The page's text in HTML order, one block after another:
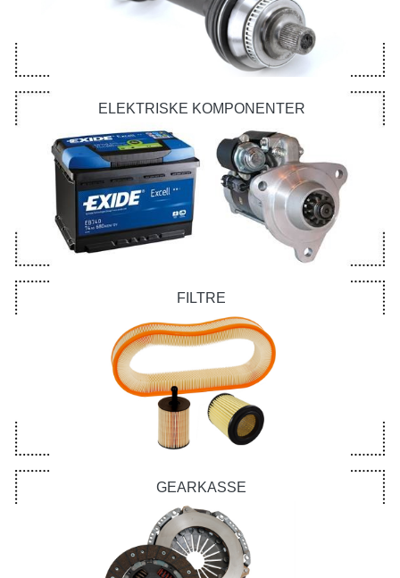
ELEKTRISKE KOMPONENTER
FILTRE
GEARKASSE